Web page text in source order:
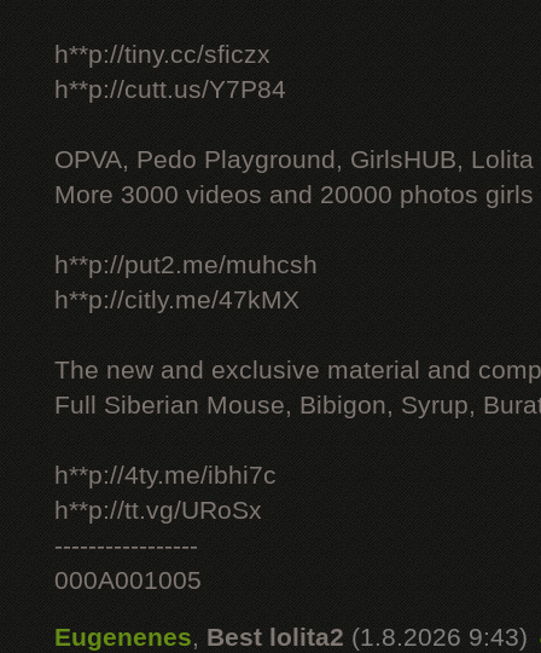
h**p://tiny.cc/sficzx
h**p://cutt.us/Y7P84
OPVA, Pedo Playground, GirlsHUB, Lolita
More 3000 videos and 20000 photos
h**p://put2.me/muhcsh
h**p://citly.me/47kMX
The new and exclusive material and
Full Siberian Mouse, Bibigon, Syrup,
h**p://4ty.me/ibhi7c
h**p://tt.vg/URoSx
-----------------
000A001005
Eugenenes, Best lolita2 (1.8.2026 9:43)